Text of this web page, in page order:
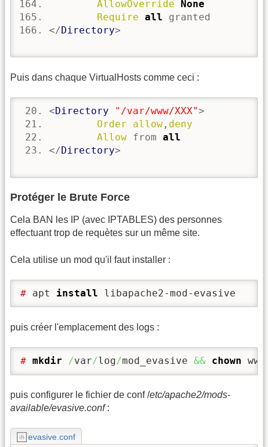
AllowOverride
None
Require all
</Directory>
Puis dans chaque VirtualHosts comme ceci :
<Directory "/var/www/XXX">
Order
allow , deny
Allow from all
</Directory>
Protéger le Brute Force
Cela BAN les IP (avec IPTABLES) des personnes
effectuant trop de requètes sur un même site.
Cela utilise un mod qu'il faut installer :
# apt install libapache2-mod-evasive
puis créer l'emplacement des logs :
# mkdir /var/log/mod_evasive && chown
puis configurer le fichier de conf /etc/apache2/mods-
available/evasive.conf:
evasive.conf